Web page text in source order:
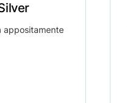
appositamente